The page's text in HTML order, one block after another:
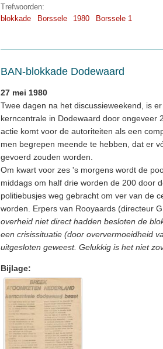
Trefwoorden:
blokkade
Borssele 1980 Borssele 1
BAN-blokkade Dodewaard
27 mei 1980
Twee dagen na het discussieweekend, is
kerncentrale in Dodewaard door ongeveer
actie komt voor de autoriteiten als een
men begrepen meende te hebben, dat er
gevoerd zouden worden.
Om kwart voor zes 's morgens wordt de
middags om half drie worden de 200 door
politiebusjes weg gebracht om ver van de
worden. Erpers van Rooyaards (directeur
overheid niet direct hadden besloten de
een crisissituatie (door oververmoeidheid
uitgesloten geweest. Gelukkig is het niet
Bijlage: